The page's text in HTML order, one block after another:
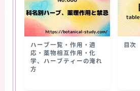
ハーブ一覧・作用・適
応・薬物相互作用・化
学、ハーブティーの淹れ
方
目次